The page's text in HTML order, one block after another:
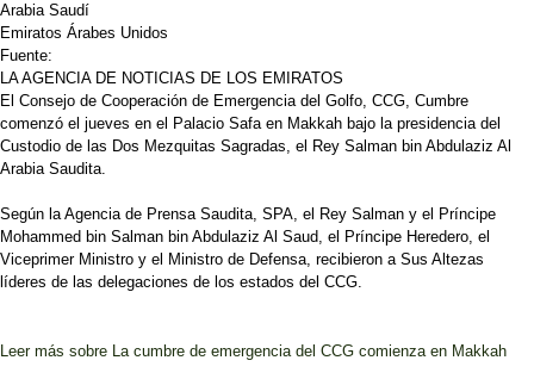
Arabia Saudí
Emiratos Árabes Unidos
Fuente:
LA AGENCIA DE NOTICIAS DE LOS EMIRATOS
El Consejo de Cooperación de Emergencia del Golfo, CCG, Cumbre
comenzó el jueves en el Palacio Safa en Makkah bajo la presidencia del
Custodio de las Dos Mezquitas Sagradas, el Rey Salman bin Abdulaziz Al
Arabia Saudita.
Según la Agencia de Prensa Saudita, SPA, el Rey Salman y el Príncipe
Mohammed bin Salman bin Abdulaziz Al Saud, el Príncipe Heredero, el
Viceprimer Ministro y el Ministro de Defensa, recibieron a Sus Altezas
líderes de las delegaciones de los estados del CCG.
Leer más sobre La cumbre de emergencia del CCG comienza en Makkah